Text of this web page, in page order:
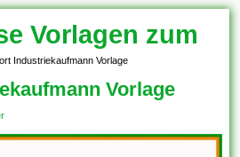
Vorlagen zum
Industriekaufmann Vorlage
Vorlage